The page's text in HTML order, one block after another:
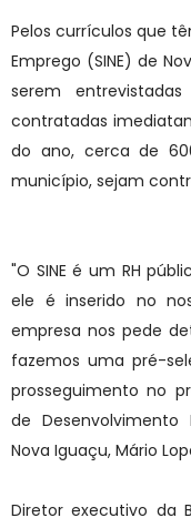
Pelos currículos que
Emprego (SINE) de
serem
contratadas
do ano, cerca de
município, sejam
"O SINE é um RH
ele é inserido no
empresa nos pede
fazemos uma pré-
prosseguimento no
de
Nova Iguaçu, Mário
Diretor executivo da